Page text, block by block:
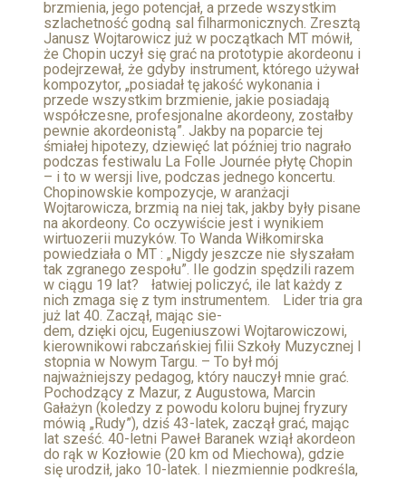
brzmienia, jego potencjał, a przede wszystkim
szlachetność godną sal filharmonicznych. Zresztą
Janusz Wojtarowicz już w początkach MT mówił,
że Chopin uczył się grać na prototypie akordeonu i
podejrzewał, że gdyby instrument, którego używał
kompozytor, „posiadał tę jakość wykonania i
przede wszystkim brzmienie, jakie posiadają
współczesne, profesjonalne akordeony, zostałby
pewnie akordeonistą”. Jakby na poparcie tej
śmiałej hipotezy, dziewięć lat później trio nagrało
podczas festiwalu La Folle Journée płytę Chopin
– i to w wersji live, podczas jednego koncertu.
Chopinowskie kompozycje, w aranżacji
Wojtarowicza, brzmią na niej tak, jakby były pisane
na akordeony. Co oczywiście jest i wynikiem
wirtuozerii muzyków. To Wanda Wiłkomirska
powiedziała o MT : „Nigdy jeszcze nie słyszałam
tak zgranego zespołu”. Ile godzin spędzili razem
w ciągu 19 lat? łatwiej policzyć, ile lat każdy z
nich zmaga się z tym instrumentem. Lider tria gra
już lat 40. Zaczął, mając sie-
dem, dzięki ojcu, Eugeniuszowi Wojtarowiczowi,
kierownikowi rabczańskiej filii Szkoły Muzycznej I
stopnia w Nowym Targu. – To był mój
najważniejszy pedagog, który nauczył mnie grać.
Pochodzący z Mazur, z Augustowa, Marcin
Gałażyn (koledzy z powodu koloru bujnej fryzury
mówią „Rudy”), dziś 43-latek, zaczął grać, mając
lat sześć. 40-letni Paweł Baranek wziął akordeon
do rąk w Kozłowie (20 km od Miechowa), gdzie
się urodził, jako 10-latek. I niezmiennie podkreśla,